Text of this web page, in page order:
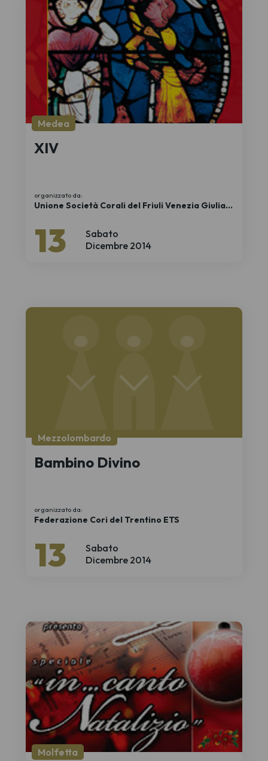
Sabato
13 Dicembre 2014
Medea
XIV
organizzato da:
Unione Società Corali del Friuli Venezia Giulia
Sabato
13 Dicembre 2014
Mezzolombardo
Bambino Divino
organizzato da:
Federazione Cori del Trentino ETS
Molfetta